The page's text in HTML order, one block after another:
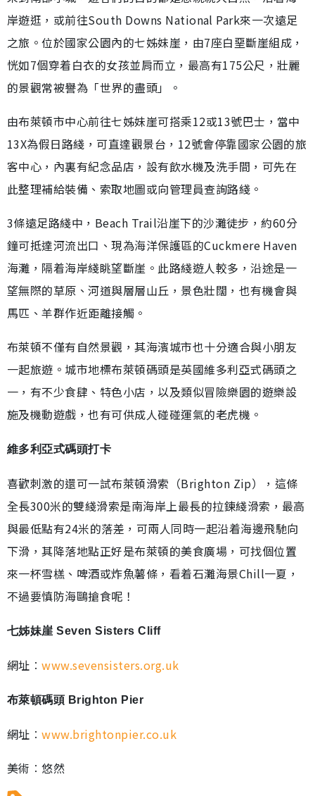
岸遊逛，或前往South Downs National Park來一次遠足
之旅。位於國家公園內的七姊妹崖，由7座白堊斷崖組成，
恍如7個穿着白衣的女孩並肩而立，最高有175公尺，壯麗
的景觀常被譽為「世界的盡頭」。
由布萊頓市中心前往七姊妹崖可搭乘12或13號巴士，當中
13X為假日路綫，可直達觀景台，12號會停靠國家公園的旅
客中心，內裏有紀念品店，設有飲水機及洗手間，可先在
此整理補給裝備、索取地圖或向管理員查詢路綫。
3條遠足路綫中，Beach Trail沿崖下的沙灘徒步，約60分
鐘可抵達河流出口、現為海洋保護區的Cuckmere Haven
海灘，隔着海岸綫眺望斷崖。此路綫遊人較多，沿途是一
望無際的草原、河道與層層山丘，景色壯闊，也有機會與
馬匹、羊群作近距離接觸。
布萊頓不僅有自然景觀，其海濱城市也十分適合與小朋友
一起旅遊。城市地標布萊頓碼頭是英國維多利亞式碼頭之
一，有不少食肆、特色小店，以及類似冒險樂園的遊樂設
施及機動遊戲，也有可供成人碰碰運氣的老虎機。
維多利亞式碼頭打卡
喜歡刺激的還可一試布萊頓滑索（Brighton Zip），這條
全長300米的雙綫滑索是南海岸上最長的拉鍊綫滑索，最高
與最低點有24米的落差，可兩人同時一起沿着海邊飛馳向
下滑，其降落地點正好是布萊頓的美食廣場，可找個位置
來一杯雪榚、啤酒或炸魚薯條，看着石灘海景Chill一夏，
不過要慎防海鷗搶食呢！
七姊妹崖 Seven Sisters Cliff
網址︰www.sevensisters.org.uk
布萊頓碼頭 Brighton Pier
網址︰www.brightonpier.co.uk
美術︰悠然